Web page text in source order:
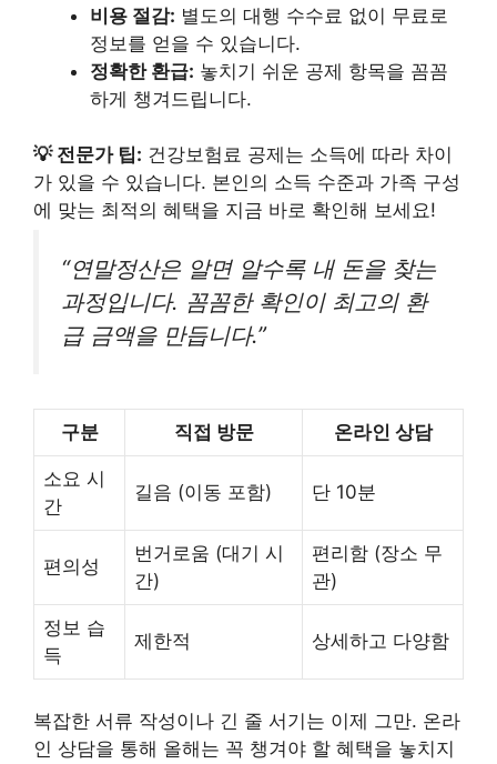
비용 절감: 별도의 대행 수수료 없이 무료로
정보를 얻을 수 있습니다.
정확한 환급: 놓치기 쉬운 공제 항목을 꼼꼼
하게 챙겨드립니다.
💡 전문가 팁: 건강보험료 공제는 소득에 따라 차이
가 있을 수 있습니다. 본인의 소득 수준과 가족 구성
에 맞는 최적의 혜택을 지금 바로 확인해 보세요!
“연말정산은 알면 알수록 내 돈을 찾는
과정입니다. 꼼꼼한 확인이 최고의 환
급 금액을 만듭니다.”
구분 직접 방문 온라인 상담
소요 시
간
길음 (이동 포함) 단 10분
편의성
번거로움 (대기 시
간)
편리함 (장소 무
관)
정보 습
득
제한적 상세하고 다양함
복잡한 서류 작성이나 긴 줄 서기는 이제 그만. 온라
인 상담을 통해 올해는 꼭 챙겨야 할 혜택을 놓치지